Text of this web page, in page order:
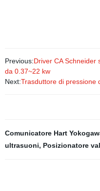
Previous:Driver CA Schneider
da 0.37~22 kw
Next:Trasduttore di pressione
Comunicatore Hart
ultrasuoni, Posizionatore